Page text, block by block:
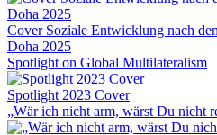
Cover Soziale Entwicklung nach
Doha 2025
Spotlight on Global Multilateralism
Spotlight 2023 Cover
„Wär ich nicht arm, wärst Du nicht